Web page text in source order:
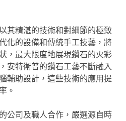
其精湛的技術和對細節的極致
化的設備和傳統手工技藝，將
，最大限度地展現鑽石的火彩
安特衛普的鑽石工藝不斷融入
輔助設計，這些技術的應用提
。
公司及職人合作，嚴選源自時